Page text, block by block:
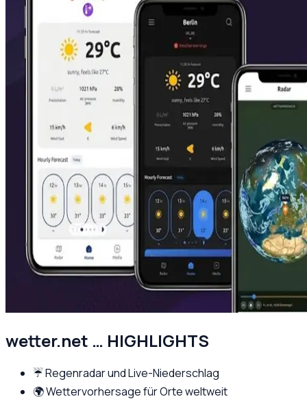
wetter.net … HIGHLIGHTS
☔ Regenradar und Live-Niederschlag
🌍 Wettervorhersage für Orte weltweit